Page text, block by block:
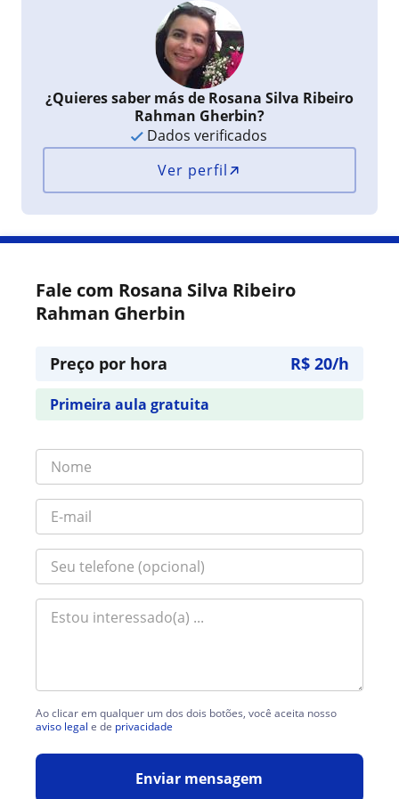
¿Quieres saber más de Rosana Silva Ribeiro
Rahman Gherbin?
Dados verificados
Ver perfil
Fale com Rosana Silva Ribeiro
Rahman Gherbin
Preço por hora R$ 20/h
Primeira aula gratuita
Ao clicar em qualquer um dos dois botões, você aceita nosso
aviso legal e de privacidade
Enviar mensagem